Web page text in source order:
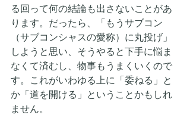
る回って何の結論も出さないことがあ
ります。だったら、「もうサブコン
（サブコンシャスの愛称）に丸投げ」
しようと思い、そうやると下手に悩ま
なくて済むし、物事もうまくいくので
す。これがいわゆる上に「委ねる」と
か「道を開ける」ということかもしれ
ません。